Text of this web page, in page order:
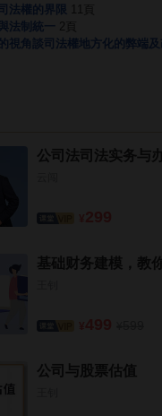
法權的界限
法制統一
2頁
視角談司法權地方化的弊端
公司法司法实务与
基础财务建模，教
公司与股票估值